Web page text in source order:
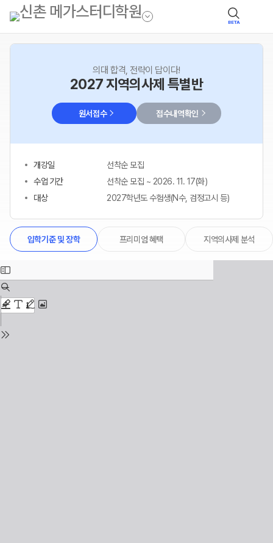
BETA
의대 합격, 전략이 답이다!
2027 지역의사제 특별반
원서접수 접수내역확인
개강일
선착순 모집
수업 기간
선착순 모집 ~ 2026. 11. 17(화)
대상
2027학년도 수험생(N수, 검정고시 등)
입학기준 및 장학 프리미엄 혜택 지역의사제 분석